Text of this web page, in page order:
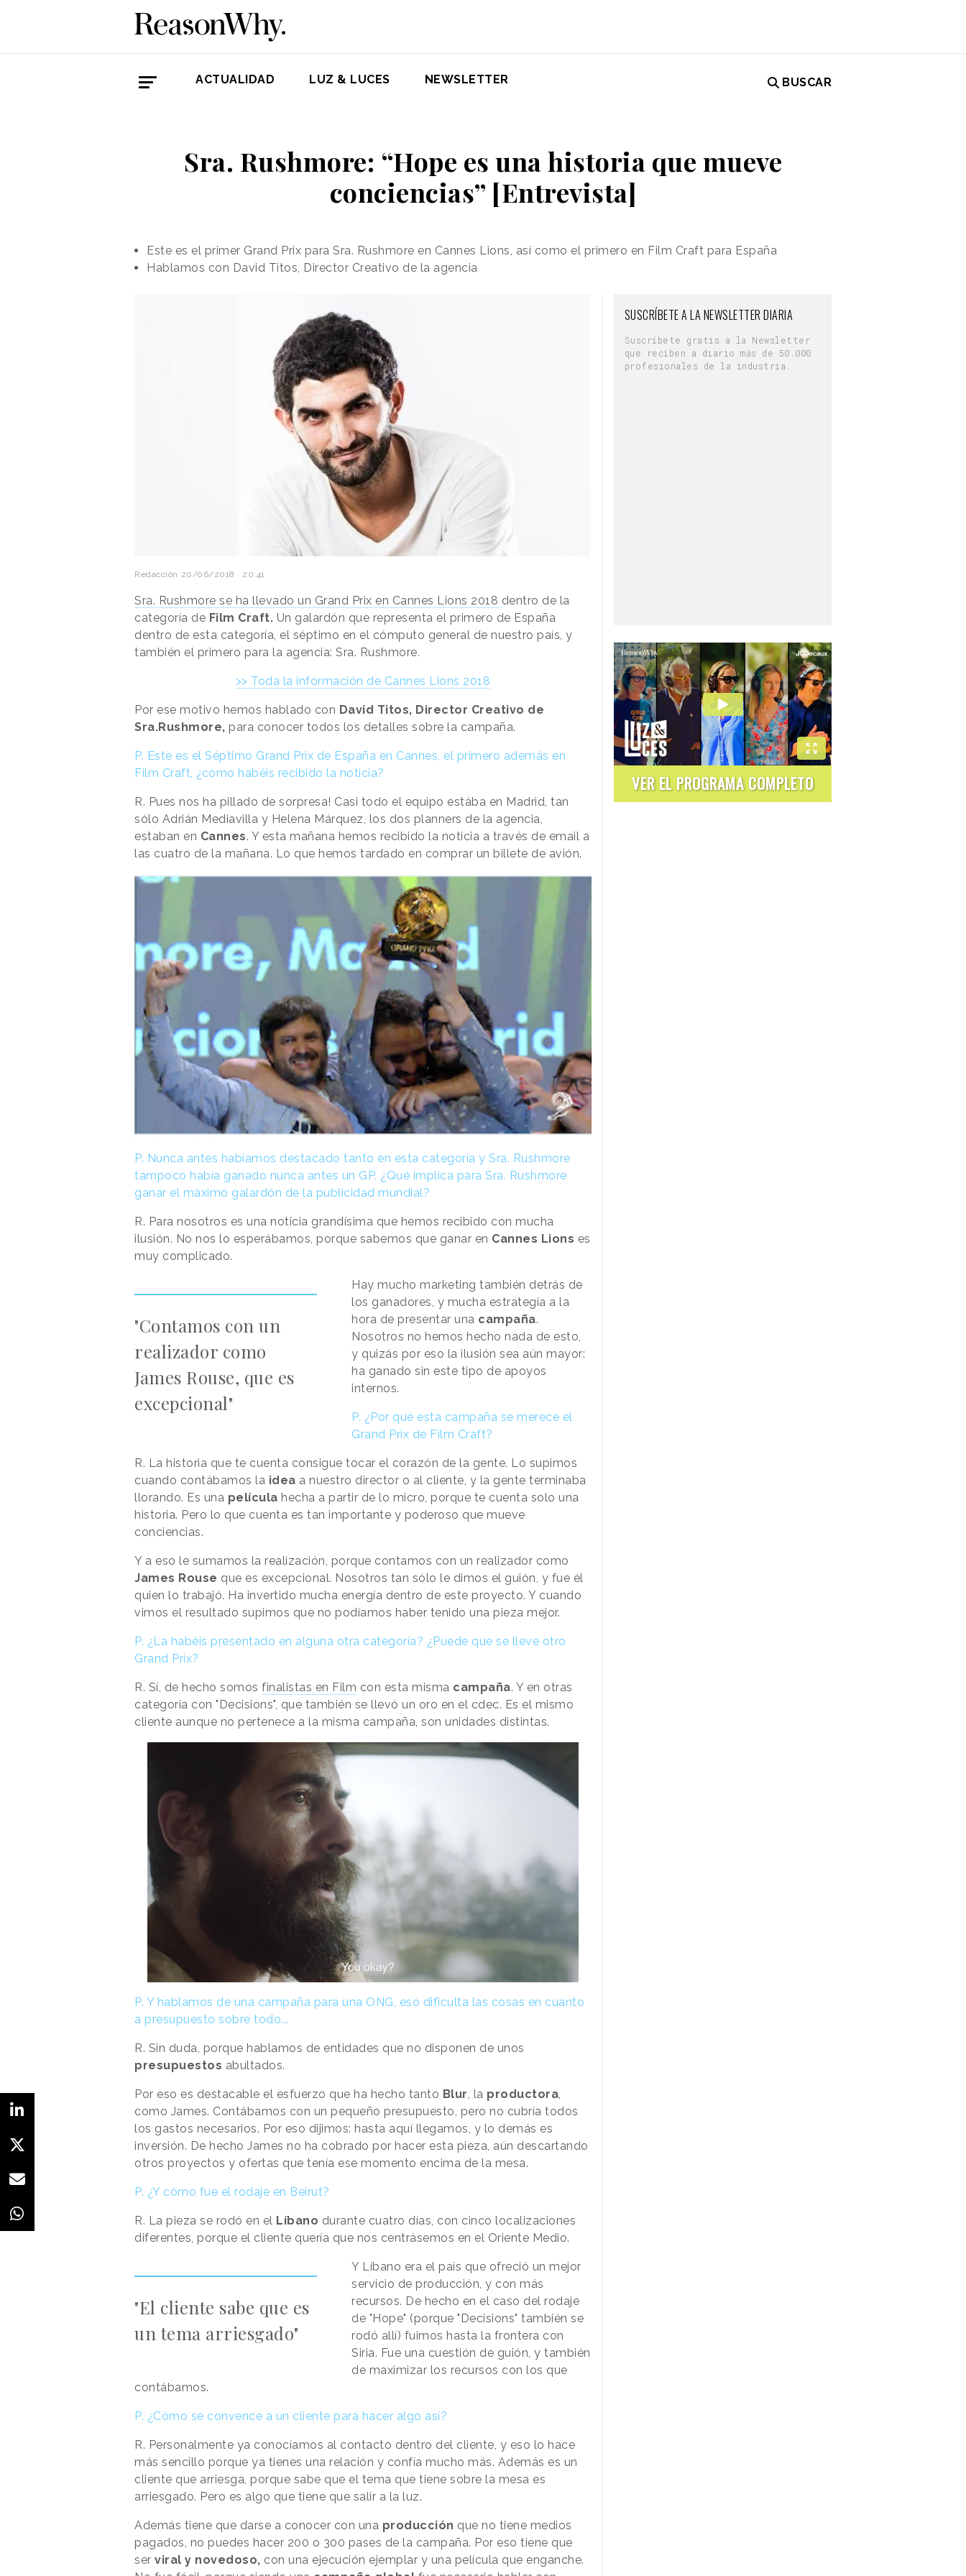
ACTUALIDAD LUZ & LUCES NEWSLETTER BUSCAR
Sra. Rushmore: “Hope es una historia que mueve
conciencias” [Entrevista]
Este es el primer Grand Prix para Sra. Rushmore en Cannes Lions, así como el primero en Film Craft para España
Hablamos con David Titos, Director Creativo de la agencia
Redacción 20/06/2018 · 20:41
Sra. Rushmore se ha llevado un Grand Prix en Cannes Lions 2018 dentro de la
categoría de Film Craft. Un galardón que representa el primero de España
dentro de esta categoría, el séptimo en el cómputo general de nuestro país, y
también el primero para la agencia: Sra. Rushmore.
>> Toda la información de Cannes Lions 2018
Por ese motivo hemos hablado con David Titos, Director Creativo de
Sra.Rushmore, para conocer todos los detalles sobre la campaña.
P. Este es el Séptimo Grand Prix de España en Cannes, el primero además en
Film Craft, ¿cómo habéis recibido la noticia?
R. Pues nos ha pillado de sorpresa! Casi todo el equipo estába en Madrid, tan
sólo Adrián Mediavilla y Helena Márquez, los dos planners de la agencia,
estaban en Cannes. Y esta mañana hemos recibido la noticia a través de email a
las cuatro de la mañana. Lo que hemos tardado en comprar un billete de avión.
P. Nunca antes habíamos destacado tanto en esta categoría y Sra. Rushmore
tampoco había ganado nunca antes un GP. ¿Qué implica para Sra. Rushmore
ganar el máximo galardón de la publicidad mundial?
R. Para nosotros es una noticia grandísima que hemos recibido con mucha
ilusión. No nos lo esperábamos, porque sabemos que ganar en Cannes Lions es
muy complicado.
"Contamos con un
realizador como
James Rouse, que es
excepcional"
Hay mucho marketing también detrás de
los ganadores, y mucha estrategia a la
hora de presentar una campaña.
Nosotros no hemos hecho nada de esto,
y quizás por eso la ilusión sea aún mayor:
ha ganado sin este tipo de apoyos
internos.
P. ¿Por qué esta campaña se merece el
Grand Prix de Film Craft?
R. La historia que te cuenta consigue tocar el corazón de la gente. Lo supimos
cuando contábamos la idea a nuestro director o al cliente, y la gente terminaba
llorando. Es una película hecha a partir de lo micro, porque te cuenta solo una
historia. Pero lo que cuenta es tan importante y poderoso que mueve
conciencias.
Y a eso le sumamos la realización, porque contamos con un realizador como
James Rouse que es excepcional. Nosotros tan sólo le dimos el guión, y fue él
quien lo trabajó. Ha invertido mucha energía dentro de este proyecto. Y cuando
vimos el resultado supimos que no podíamos haber tenido una pieza mejor.
P. ¿La habéis presentado en alguna otra categoría? ¿Puede que se lleve otro
Grand Prix?
R. Sí, de hecho somos finalistas en Film con esta misma campaña. Y en otras
categoría con "Decisions", que también se llevó un oro en el cdec. Es el mismo
cliente aunque no pertenece a la misma campaña, son unidades distintas.
P. Y hablamos de una campaña para una ONG, eso dificulta las cosas en cuanto
a presupuesto sobre todo...
R. Sin duda, porque hablamos de entidades que no disponen de unos
presupuestos abultados.
Por eso es destacable el esfuerzo que ha hecho tanto Blur, la productora,
como James. Contábamos con un pequeño presupuesto, pero no cubría todos
los gastos necesarios. Por eso dijimos: hasta aquí llegamos, y lo demás es
inversión. De hecho James no ha cobrado por hacer esta pieza, aún descartando
otros proyectos y ofertas que tenía ese momento encima de la mesa.
P. ¿Y cómo fue el rodaje en Beirut?
R. La pieza se rodó en el Líbano durante cuatro días, con cinco localizaciones
diferentes, porque el cliente quería que nos centrásemos en el Oriente Medio.
"El cliente sabe que es
un tema arriesgado"
Y Líbano era el país que ofreció un mejor
servicio de producción, y con más
recursos. De hecho en el caso del rodaje
de "Hope" (porque "Decisions" también se
rodó allí) fuimos hasta la frontera con
Siria. Fue una cuestión de guión, y también
de maximizar los recursos con los que
contábamos.
P. ¿Cómo se convence a un cliente para hacer algo así?
R. Personalmente ya conocíamos al contacto dentro del cliente, y eso lo hace
más sencillo porque ya tienes una relación y confía mucho más. Además es un
cliente que arriesga, porque sabe que el tema que tiene sobre la mesa es
arriesgado. Pero es algo que tiene que salir a la luz.
Además tiene que darse a conocer con una producción que no tiene medios
pagados, no puedes hacer 200 o 300 pases de la campaña. Por eso tiene que
ser viral y novedoso, con una ejecución ejemplar y una película que enganche.
SUSCRÍBETE A LA NEWSLETTER DIARIA
Suscríbete gratis a la Newsletter
que reciben a diario más de 50.000
profesionales de la industria.
VER EL PROGRAMA COMPLETO